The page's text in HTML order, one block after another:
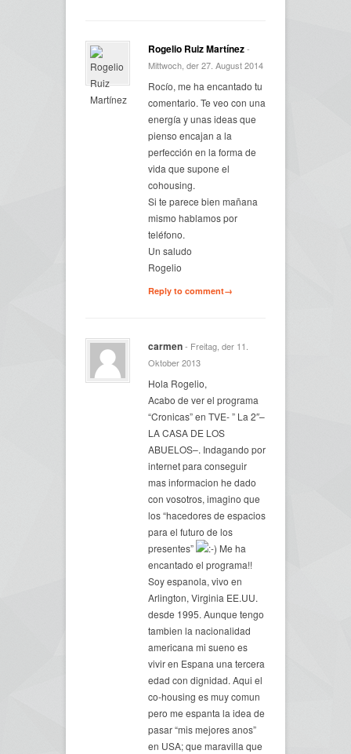
Rogelio Ruiz Martínez-
Mittwoch, der 27. August 2014
Rocío, me ha encantado tu
comentario. Te veo con una
energía y unas ideas que
pienso encajan a la
perfección en la forma de
vida que supone el
cohousing.
Si te parece bien mañana
mismo hablamos por
teléfono.
Un saludo
Rogelio
Reply to comment→
carmen- Freitag, der 11.
Oktober 2013
Hola Rogelio,
Acabo de ver el programa
“Cronicas” en TVE- ” La 2″–
LA CASA DE LOS
ABUELOS–. Indagando por
internet para conseguir
mas informacion he dado
con vosotros, imagino que
los “hacedores de espacios
para el futuro de los
presentes”
Me ha
encantado el programa!!
Soy espanola, vivo en
Arlington, Virginia EE.UU.
desde 1995. Aunque tengo
tambien la nacionalidad
americana mi sueno es
vivir en Espana una tercera
edad con dignidad. Aqui el
co-housing es muy comun
pero me espanta la idea de
pasar “mis mejores anos”
en USA; que maravilla que